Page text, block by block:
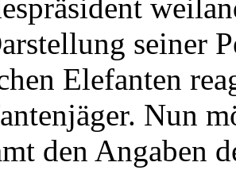
seiner
Elefanten
Nun
den Angaben